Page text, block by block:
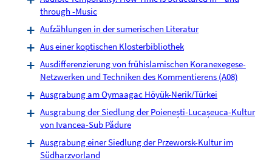
through -Music
Aufzählungen in der sumerischen Literatur
Aus einer koptischen Klosterbibliothek
Ausdifferenzierung von frühislamischen Koranexegese-
Netzwerken und Techniken des Kommentierens (A08)
Ausgrabung am Oymaagac Höyük-Nerik/Türkei
Ausgrabung der Siedlung der Poienești-Lucașeuca-Kultur
von Ivancea-Sub Pădure
Ausgrabung einer Siedlung der Przeworsk-Kultur im
Südharzvorland